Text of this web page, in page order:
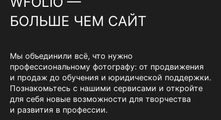
БОЛЬШЕ ЧЕМ САЙТ
Мы объединили всё, что нужно
профессиональному фотографу: от продвижения
и продаж до обучения и юридической поддержки.
Познакомьтесь с нашими сервисами и откройте
для себя новые возможности для творчества
и развития в профессии.